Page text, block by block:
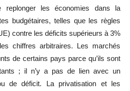
replonger les économies dans la
budgétaires, telles que les règles
contre les déficits supérieurs à 3%
chiffres arbitraires. Les marchés
de certains pays parce qu’ils sont
; il n’y a pas de lien avec un
de déficit. La privatisation et les